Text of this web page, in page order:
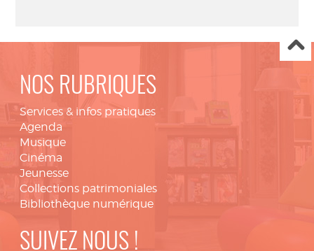
NOS RUBRIQUES
Services & infos pratiques
Agenda
Musique
Cinéma
Jeunesse
Collections patrimoniales
Bibliothèque numérique
SUIVEZ NOUS !